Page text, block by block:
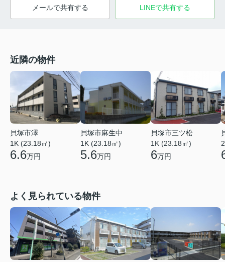
メールで共有する LINEで共有する
近隣の物件
貝塚市澤
1K (23.18㎡)
6.6万円
貝塚市麻生中
1K (23.18㎡)
5.6万円
貝塚市三ツ松
1K (23.18㎡)
6万円
よく見られている物件